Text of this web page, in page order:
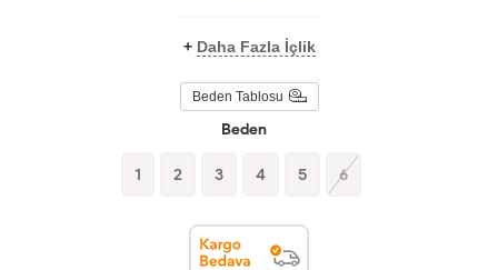
+ Daha Fazla İçlik
Beden Tablosu
Beden
1 2 3 4 5 6